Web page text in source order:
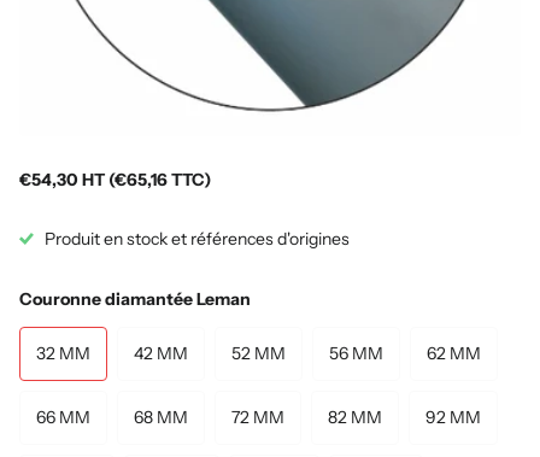
€54,30 HT (€65,16 TTC)
Produit en stock et références d'origines
Couronne diamantée Leman
32 MM 42 MM 52 MM 56 MM 62 MM
66 MM 68 MM 72 MM 82 MM 92 MM